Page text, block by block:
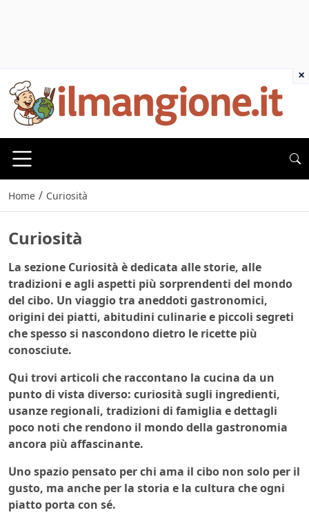
Home / Curiosità
Curiosità
La sezione Curiosità è dedicata alle storie, alle
tradizioni e agli aspetti più sorprendenti del mondo
del cibo. Un viaggio tra aneddoti gastronomici,
origini dei piatti, abitudini culinarie e piccoli segreti
che spesso si nascondono dietro le ricette più
conosciute.
Qui trovi articoli che raccontano la cucina da un
punto di vista diverso: curiosità sugli ingredienti,
usanze regionali, tradizioni di famiglia e dettagli
poco noti che rendono il mondo della gastronomia
ancora più affascinante.
Uno spazio pensato per chi ama il cibo non solo per il
gusto, ma anche per la storia e la cultura che ogni
piatto porta con sé.
×